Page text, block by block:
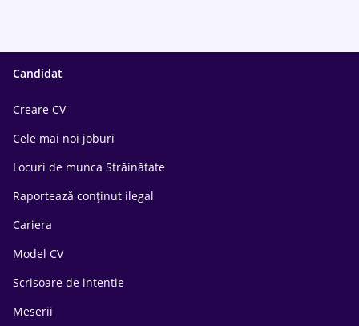
Candidat
Creare CV
Cele mai noi joburi
Locuri de munca Străinătate
Raportează conținut ilegal
Cariera
Model CV
Scrisoare de intentie
Meserii